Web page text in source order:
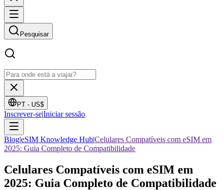
Pesquisar
PT - US$
Inscrever-se|Iniciar sessão
Blog|eSIM Knowledge Hub|Celulares Compatíveis com eSIM em
2025: Guia Completo de Compatibilidade
Celulares Compatíveis com eSIM em
2025: Guia Completo de Compatibilidade